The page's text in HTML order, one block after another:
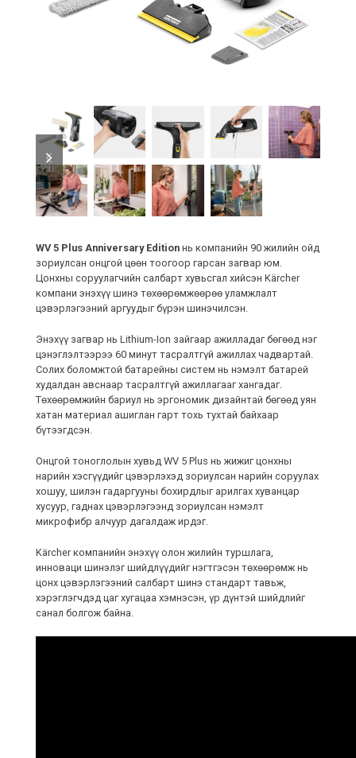
previous
slide
next
slide
WV 5 Plus Anniversary Editionнь компанийн 90 жилийн ойд
зориулсан онцгой цөөн тоогоор гарсан загвар юм.
Цонхны соруулагчийн салбарт хувьсгал хийсэн Kärcher
компани энэхүү шинэ төхөөрөмжөөрөө уламжлалт
цэвэрлэгээний аргуудыг бүрэн шинэчилсэн.
Энэхүү загвар нь Lithium-Ion зайгаар ажилладаг бөгөөд нэг
цэнэглэлтээрээ 60 минут тасралтгүй ажиллах чадвартай.
Солих боломжтой батарейны систем нь нэмэлт батарей
худалдан авснаар тасралтгүй ажиллагааг хангадаг.
Төхөөрөмжийн бариул нь эргономик дизайнтай бөгөөд уян
хатан материал ашиглан гарт тохь тухтай байхаар
бүтээгдсэн.
Онцгой тоноглолын хувьд WV 5 Plus нь жижиг цонхны
нарийн хэсгүүдийг цэвэрлэхэд зориулсан нарийн соруулах
хошуу, шилэн гадаргууны бохирдлыг арилгах хуванцар
хусуур, гаднах цэвэрлэгээнд зориулсан нэмэлт
микрофибр алчуур дагалдаж ирдэг.
Kärcher компанийн энэхүү олон жилийн туршлага,
инноваци шинэлэг шийдлүүдийг нэгтгэсэн төхөөрөмж нь
цонх цэвэрлэгээний салбарт шинэ стандарт тавьж,
хэрэглэгчдэд цаг хугацаа хэмнэсэн, үр дүнтэй шийдлийг
санал болгож байна.